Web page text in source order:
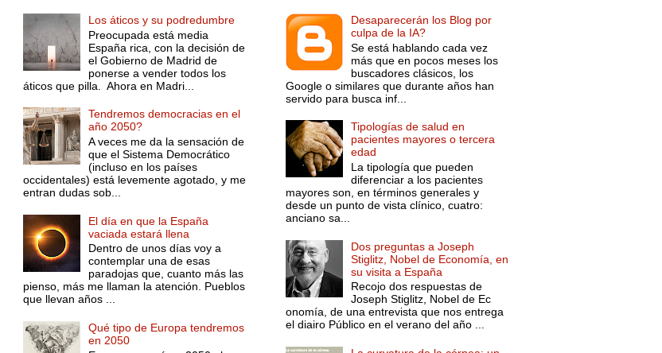
Los áticos y su podredumbre
Preocupada está media
España rica, con la decisión de
el Gobierno de Madrid de
ponerse a vender todos los
áticos que pilla. Ahora en Madri...
Tendremos democracias en el
año 2050?
A veces me da la sensación de
que el Sistema Democrático
(incluso en los países
occidentales) está levemente agotado, y me
entran dudas sob...
El día en que la España
vaciada estará llena
Dentro de unos días voy a
contemplar una de esas
paradojas que, cuanto más las
pienso, más me llaman la atención. Pueblos
que llevan años ...
Qué tipo de Europa tendremos
en 2050
Desaparecerán los Blog por
culpa de la IA?
Se está hablando cada vez
más que en pocos meses los
buscadores clásicos, los
Google o similares que durante años han
servido para busca inf...
Tipologías de salud en
pacientes mayores o tercera
edad
La tipología que pueden
diferenciar a los pacientes
mayores son, en términos generales y
desde un punto de vista clínico, cuatro:
anciano sa...
Dos preguntas a Joseph
Stiglitz, Nobel de Economía, en
su visita a España
Recojo dos respuestas de
Joseph Stiglitz, Nobel de Ec
onomía, de una entrevista que nos entrega
el diairo Público en el verano del año ...